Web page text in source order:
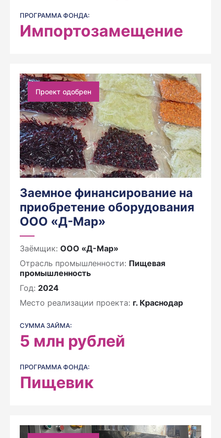
ПРОГРАММА ФОНДА:
Импортозамещение
Проект одобрен
Заемное финансирование на
приобретение оборудования
ООО «Д-Мар»
Заёмщик: ООО «Д-Мар»
Отрасль промышленности: Пищевая
промышленность
Год: 2024
Место реализации проекта: г. Краснодар
СУММА ЗАЙМА:
5 млн рублей
ПРОГРАММА ФОНДА:
Пищевик